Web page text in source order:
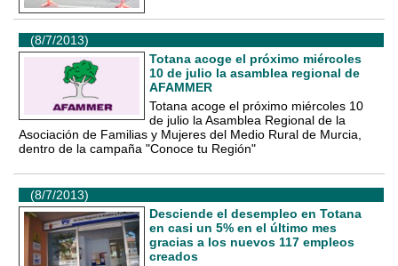
(8/7/2013)
Totana acoge el próximo miércoles
10 de julio la asamblea regional de
AFAMMER
Totana acoge el próximo miércoles 10
de julio la Asamblea Regional de la
Asociación de Familias y Mujeres del Medio Rural de Murcia,
dentro de la campaña "Conoce tu Región"
(8/7/2013)
Desciende el desempleo en Totana
en casi un 5% en el último mes
gracias a los nuevos 117 empleos
creados